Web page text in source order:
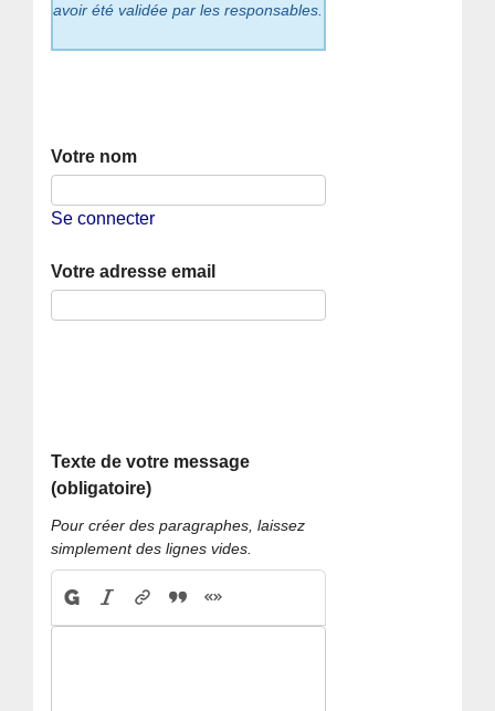
avoir été validée par les responsables.
Votre nom
Se connecter
Votre adresse email
Texte de votre message
(obligatoire)
Pour créer des paragraphes, laissez
simplement des lignes vides.